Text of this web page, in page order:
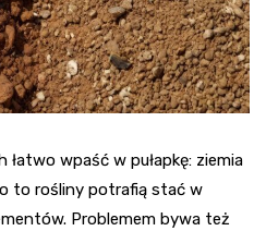
wpaść w pułapkę: ziemia
to rośliny potrafią stać w
Problemem bywa też